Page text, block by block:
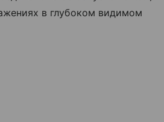
в глубоком видимом